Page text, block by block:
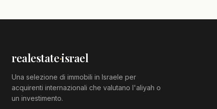
realestate·israel
Una selezione di immobili in Israele per
acquirenti internazionali che valutano l'aliyah o
un investimento.